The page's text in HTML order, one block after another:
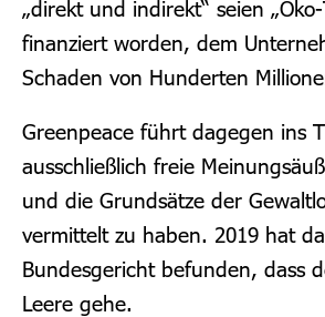
„direkt und indirekt“ seien
finanziert worden, dem
Schaden von Hunderten
Greenpeace führt dagegen ins
ausschließlich freie
und die Grundsätze der
vermittelt zu haben. 2019 hat
Bundesgericht befunden, dass
Leere gehe.